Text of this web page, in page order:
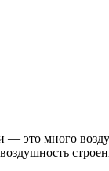
— это много